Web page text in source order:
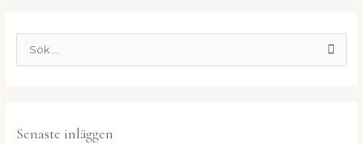
fSenaste inläggen